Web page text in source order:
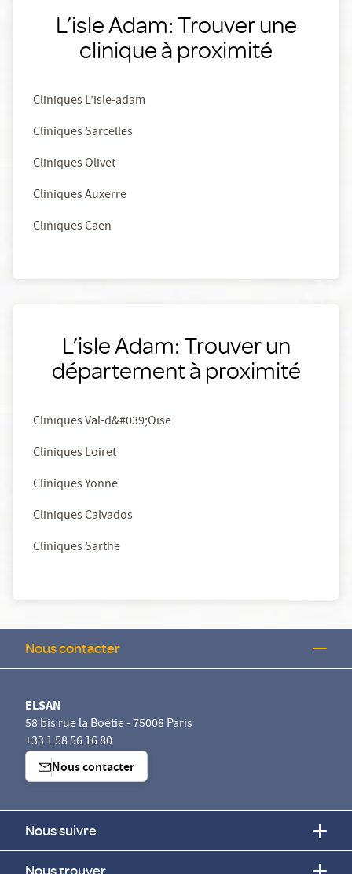
L’isle Adam: Trouver une
clinique à proximité
Cliniques L’isle-adam
Cliniques Sarcelles
Cliniques Olivet
Cliniques Auxerre
Cliniques Caen
L’isle Adam: Trouver un
département à proximité
Cliniques Val-d&#039;Oise
Cliniques Loiret
Cliniques Yonne
Cliniques Calvados
Cliniques Sarthe
Nous contacter
ELSAN
58 bis rue la Boétie - 75008 Paris
+33 1 58 56 16 80
Nous contacter
Nous suivre